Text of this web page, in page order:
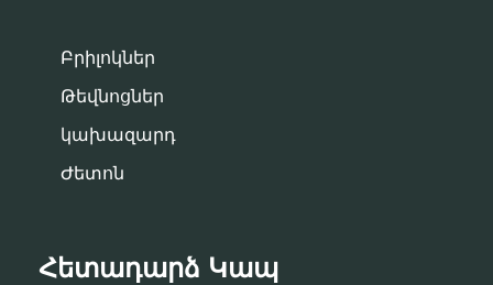
Բրիլոկներ
Թեվնոցներ
կախազարդ
Ժետոն
Հետադարձ Կապ